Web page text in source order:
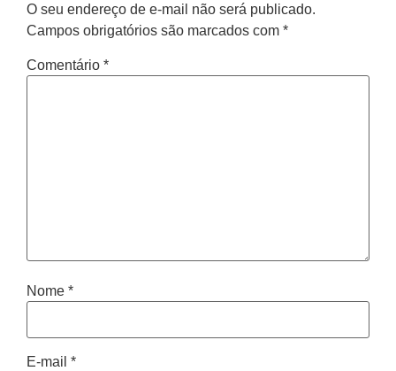
O seu endereço de e-mail não será publicado.
Campos obrigatórios são marcados com *
Comentário *
Nome *
E-mail *